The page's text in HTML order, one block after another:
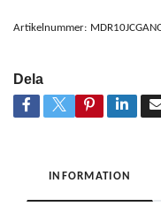
Artikelnummer:
Dela
INFORMATION